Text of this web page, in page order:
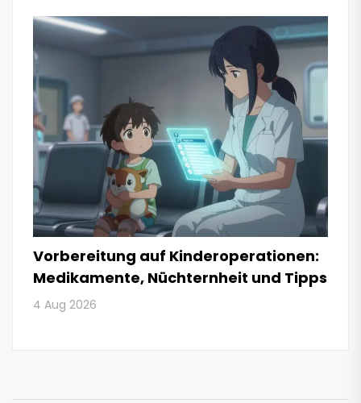
Vorbereitung auf Kinderoperationen:
Medikamente, Nüchternheit und Tipps
4 Aug 2026